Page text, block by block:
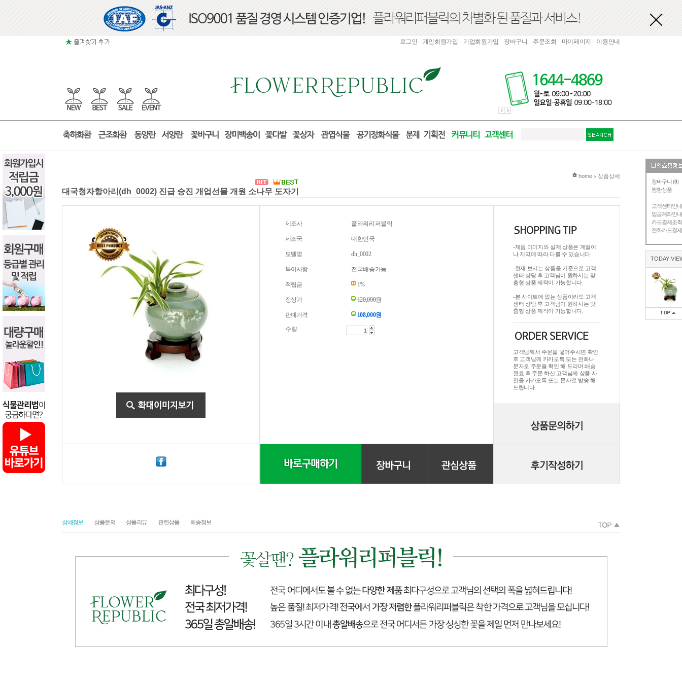
장바구니 (0)
찜한상품
고객센터안내
입금계좌안내
카드결제조회
전화카드결제
TODAY
로그인 개인회원가입 기업회원가입 장바구니 주문조회 마이페이지 이용안내
현재 위치
home > 상품상세
대국청자항아리(dh_0002) 진급 승진 개업선물 개원 소나무 도자기
제조사 플라워리퍼블릭
제조국 대한민국
모델명 dh_0002
특이사항 전국배송가능
적립금 1%
정상가 120,000원
판매가격 108,000원
수량
-제품 이미지와 실제 상품은 계절이
나 지역에 따라 다를 수 있습니다.
-현재 보시는 상품을 기준으로 고객
센터 상담 후 고객님이 원하시는 맞
춤형 상품 제작이 가능합니다.
-본 사이트에 없는 상품이라도 고객
센터 상담 후 고객님이 원하시는 맞
춤형 상품 제작이 가능합니다.
고객님께서 주문을 넣어주시면 확인
후 고객님께 카카오톡 또는 전화나
문자로 주문을 확인 해 드리며.배송
완료 후 주문 하신 고객님께 상품 사
진을 카카오톡 또는 문자로 발송 해
드립니다.